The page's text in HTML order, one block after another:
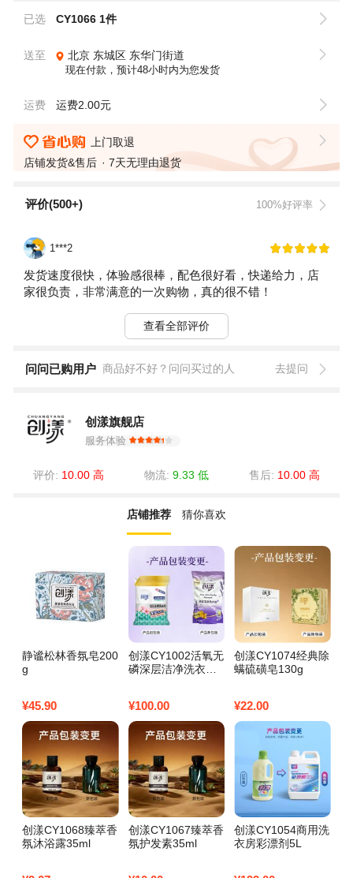
已选 CY1066 1件
送至 北京 东城区 东华门街道
现在付款，预计48小时内为您发货
运费 运费2.00元
上门取退
店铺发货&售后
7天无理由退货
评价(500+) 100%好评率
1***2
发货速度很快，体验感很棒，配色很好看，快递给力，店
家很负责，非常满意的一次购物，真的很不错！
查看全部评价
问问已购用户 商品好不好？问问买过的人 去提问
创漾旗舰店
服务体验
评价: 10.00 高 物流: 9.33 低 售后: 10.00 高
店铺推荐 猜你喜欢
静谧松林香氛皂200
g
¥45.90
创漾CY1002活氧无
磷深层洁净洗衣粉3
¥100.00
创漾CY1074经典除
螨硫磺皂130g
¥22.00
创漾CY1068臻萃香
氛沐浴露35ml
创漾CY1067臻萃香
氛护发素35ml
创漾CY1054商用洗
衣房彩漂剂5L